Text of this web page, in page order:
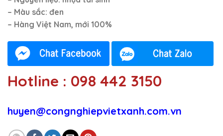
– Màu sắc: đen
– Hàng Việt Nam, mới 100%
Hotline : 098 442 3150
huyen@congnghiepvietxanh.com.vn